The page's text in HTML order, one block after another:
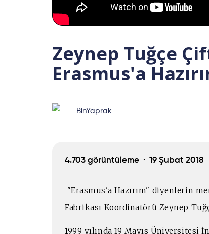
Zeynep Tuğçe
Erasmus'a
BinYaprak
4.703 görüntüleme · 19 Şubat 2018
"Erasmus'a Hazırım" diyenlerin
Fabrikası Koordinatörü Zeynep
1999 yılında 19 Mayıs